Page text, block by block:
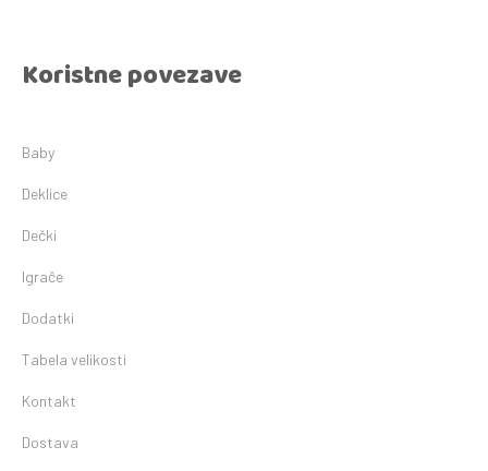
Koristne povezave
Baby
Deklice
Dečki
Igrače
Dodatki
Tabela velikosti
Kontakt
Dostava